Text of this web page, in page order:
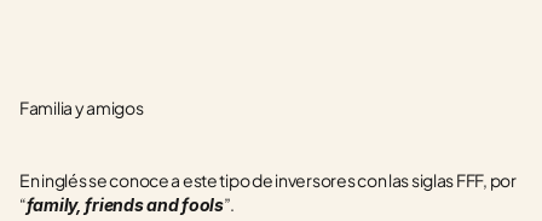
Familia y amigos
En inglés se conoce a este tipo de inversores con las siglas FFF, por
“family, friends and fools”.